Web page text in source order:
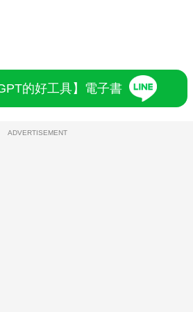
的好工具】電子書
ADVERTISEMENT